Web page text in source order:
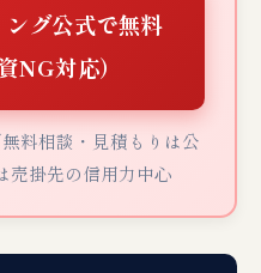
グ公式で無料
NG対応）
料相談・見積もりは公
売掛先の信用力中心